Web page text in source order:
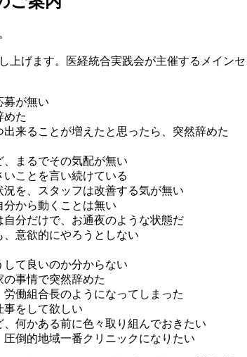
上げます。医経統合実践会が主催するメイン
募が無い
めた
来ることが増えたと思ったら、突然辞めた
まるでその気配が無い
ことを言い続けている
を、スタッフは改善する気が無い
から動くことは無い
分だけで、お通夜のような状態だ
意欲的にやろうとしない
て良いのか分からない
事情で突然辞めた
働組合長のようになってしまった
事をして欲しい
何かある前に色々取り組んでおきたい
倒的地域一番クリニックになりたい